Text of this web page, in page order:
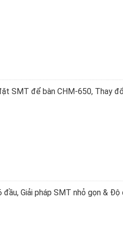
SMT để bàn CHM-650, Thay
Giải pháp SMT nhỏ gọn & Độ